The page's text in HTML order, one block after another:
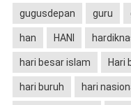
gugusdepan guru
han HANI
hari besar islam Hari
hari buruh hari